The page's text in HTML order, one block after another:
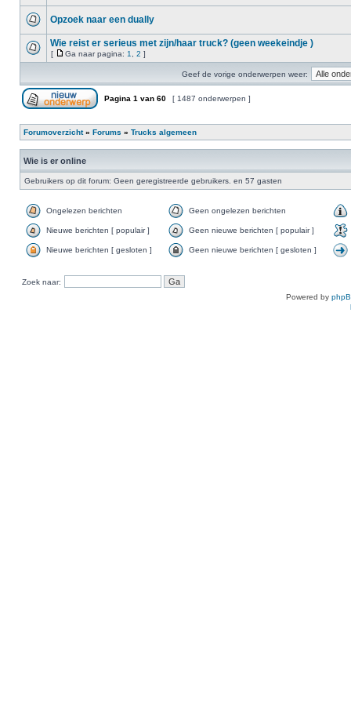
Opzoek naar een dually
Wie reist er serieus met zijn/haar truck? (geen weekeindje )
[ Ga naar pagina: 1 2 ]
Geef de vorige onderwerpen weer:
Pagina 1 van 60 [ 1487 onderwerpen ]
Forumoverzicht» Forums » Trucks algemeen
Wie is er online
Gebruikers op dit forum: Geen geregistreerde gebruikers. en 57 gasten
Ongelezen berichten Geen ongelezen berichten
Nieuwe berichten [ populair ] Geen nieuwe berichten [ populair ]
Nieuwe berichten [ gesloten ] Geen nieuwe berichten [ gesloten ]
Zoek naar:
Powered by